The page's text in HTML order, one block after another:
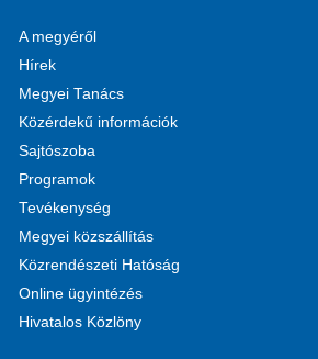
A megyéről
Hírek
Megyei Tanács
Közérdekű információk
Sajtószoba
Programok
Tevékenység
Megyei közszállítás
Közrendészeti Hatóság
Online ügyintézés
Hivatalos Közlöny